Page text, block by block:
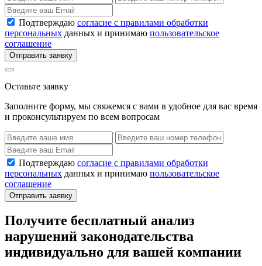
Подтверждаю согласие с правилами обработки
персональных данных и принимаю пользовательское
соглашение
Отправить заявку
Оставьте заявку
Заполните форму, мы свяжемся с вами в удобное для вас время
и проконсультируем по всем вопросам
Подтверждаю согласие с правилами обработки
персональных данных и принимаю пользовательское
соглашение
Отправить заявку
Получите бесплатный анализ
нарушений законодательства
индивидуально для вашей компании